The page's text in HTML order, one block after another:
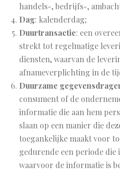
handels-, bedrijfs-,
Dag: kalenderdag;
Duurtransactie: een
strekt tot regelmatige
diensten, waarvan de
afnameverplichting in de
Duurzame
consument of de
informatie die aan hem
slaan op een manier die
toegankelijke maakt voor
gedurende een periode die
waarvoor de informatie is